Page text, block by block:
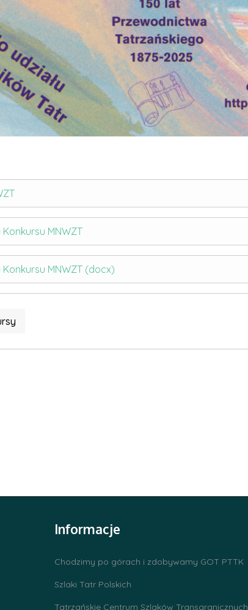
MNWZT
MNWZT (docx)
Informacje
Chodzimy po górach i zdobywamy GOT PTTK
Szlaki Tatr Polskich
Tatrzańskie Centrum Szlaków Transgranicznych